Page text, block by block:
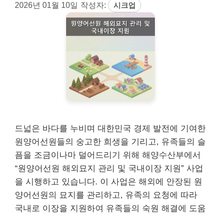
2026년 01월 10일 작성자: 시크업
드넓은 바다를 누비며 대한민국 경제 발전에 기여한
원양어선원들의 숭고한 희생을 기리고, 유족들의 슬
픔을 조금이나마 덜어드리기 위해 해양수산부에서
“원양어선원 해외묘지 관리 및 국내이장 지원” 사업
을 시행하고 있습니다. 이 사업은 해외에 안장된 원
양어선원의 묘지를 관리하고, 유족의 요청에 따라
국내로 이장을 지원하여 유족들의 숙원 해결에 도움